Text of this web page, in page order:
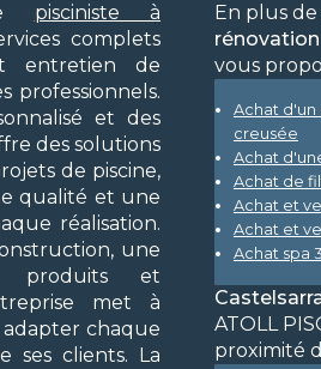
pisciniste à
complets
entretien de
professionnels.
et des
des solutions
de piscine,
qualité et une
réalisation.
une
produits et
met à
adapter chaque
ses clients. La
En plus de
rénovation
vous
Achat
creusée
Achat
Achat de
Achat et
Achat et
Achat spa
ATOLL
proximité